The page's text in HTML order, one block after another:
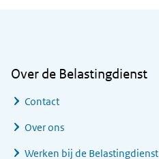
Over de Belastingdienst
Contact
Over ons
Werken bij de Belastingdienst